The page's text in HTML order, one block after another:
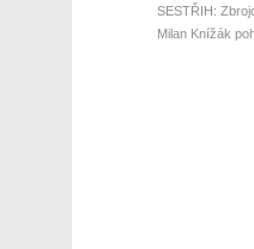
SESTŘIH:
Milan Knížák